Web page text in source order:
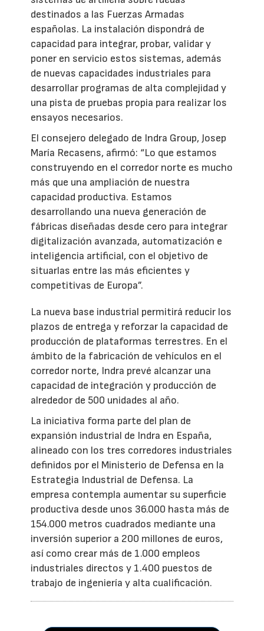
destinados a las Fuerzas Armadas
españolas. La instalación dispondrá de
capacidad para integrar, probar, validar y
poner en servicio estos sistemas, además
de nuevas capacidades industriales para
desarrollar programas de alta complejidad y
una pista de pruebas propia para realizar los
ensayos necesarios.
El consejero delegado de Indra Group, Josep
María Recasens, afirmó: “Lo que estamos
construyendo en el corredor norte es mucho
más que una ampliación de nuestra
capacidad productiva. Estamos
desarrollando una nueva generación de
fábricas diseñadas desde cero para integrar
digitalización avanzada, automatización e
inteligencia artificial, con el objetivo de
situarlas entre las más eficientes y
competitivas de Europa”.
La nueva base industrial permitirá reducir los
plazos de entrega y reforzar la capacidad de
producción de plataformas terrestres. En el
ámbito de la fabricación de vehículos en el
corredor norte, Indra prevé alcanzar una
capacidad de integración y producción de
alrededor de 500 unidades al año.
La iniciativa forma parte del plan de
expansión industrial de Indra en España,
alineado con los tres corredores industriales
definidos por el Ministerio de Defensa en la
Estrategia Industrial de Defensa. La
empresa contempla aumentar su superficie
productiva desde unos 36.000 hasta más de
154.000 metros cuadrados mediante una
inversión superior a 200 millones de euros,
así como crear más de 1.000 empleos
industriales directos y 1.400 puestos de
trabajo de ingeniería y alta cualificación.